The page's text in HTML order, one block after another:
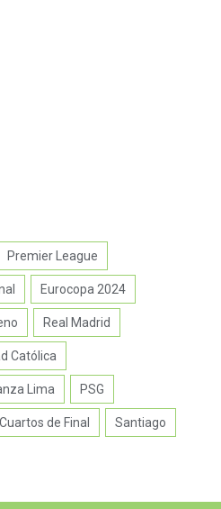
Premier League
Eurocopa 2024
Real Madrid
Católica
Lima PSG
Cuartos de Final Santiago